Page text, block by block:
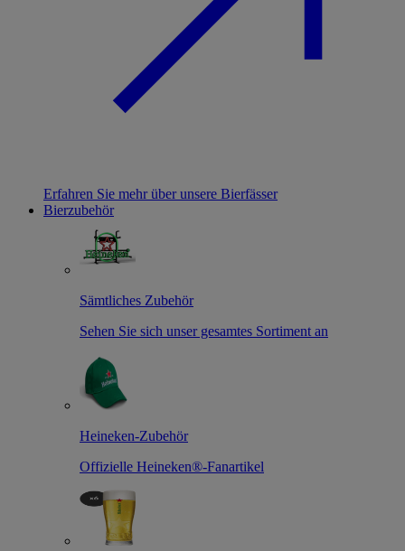
Erfahren Sie mehr über unsere Bierfässer
Bierzubehör
Sämtliches Zubehör
Sehen Sie sich unser gesamtes Sortiment an
Heineken-Zubehör
Offizielle Heineken®-Fanartikel